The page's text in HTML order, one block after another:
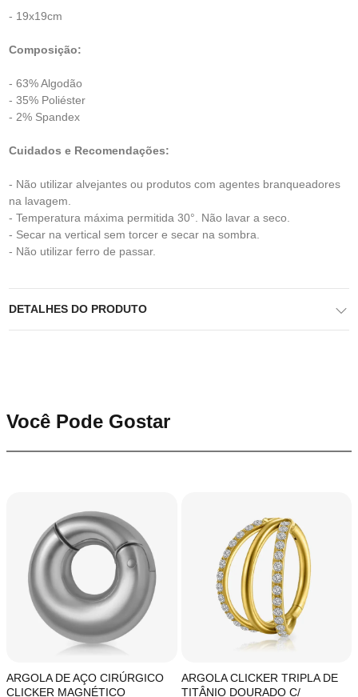
- 19x19cm
Composição:
- 63% Algodão
- 35% Poliéster
- 2% Spandex
Cuidados e Recomendações:
- Não utilizar alvejantes ou produtos com agentes branqueadores
na lavagem.
- Temperatura máxima permitida 30°. Não lavar a seco.
- Secar na vertical sem torcer e secar na sombra.
- Não utilizar ferro de passar.
DETALHES DO PRODUTO
Você Pode Gostar
ARGOLA DE AÇO CIRÚRGICO
CLICKER MAGNÉTICO
ARGOLA CLICKER TRIPLA DE
TITÂNIO DOURADO C/